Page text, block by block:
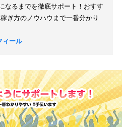
なるまでを徹底サポート！おすす
ぎ方のノウハウまで一番分かり
ィール